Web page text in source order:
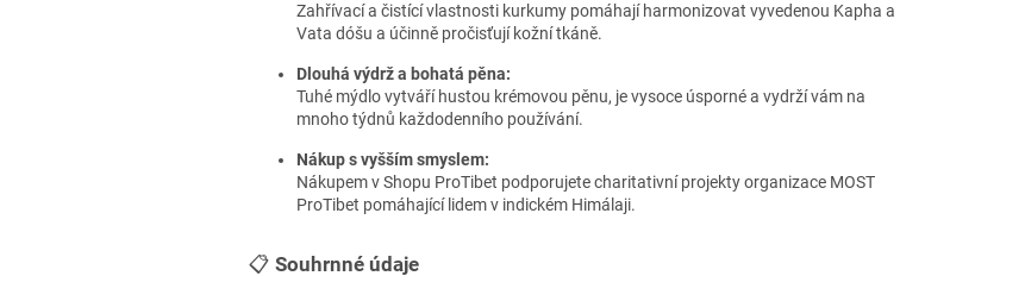
Zahřívací a čistící vlastnosti kurkumy pomáhají harmonizovat vyvedenou Kapha a
Vata dóšu a účinně pročisťují kožní tkáně.
Dlouhá výdrž a bohatá pěna:
Tuhé mýdlo vytváří hustou krémovou pěnu, je vysoce úsporné a vydrží vám na
mnoho týdnů každodenního používání.
Nákup s vyšším smyslem:
Nákupem v Shopu ProTibet podporujete charitativní projekty organizace MOST
ProTibet pomáhající lidem v indickém Himálaji.
📋 Souhrnné údaje